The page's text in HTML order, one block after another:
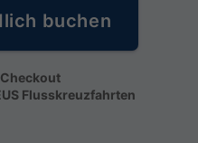
buchen
Flusskreuzfahrten